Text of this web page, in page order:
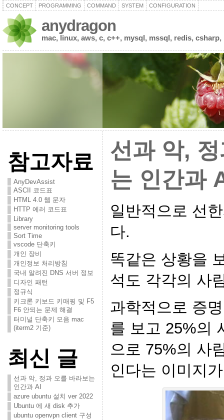
CONCEPT PROGRAMMING COMMAND SYSTEM CONFIGURATION
anydragon
mac, linux, aws, c, c++, mysql, mssql, redis,
참고자료
AnyDevAssist
ASCII 코드표
HTML 4.0 웹 문자
HTTP 에러 코드표
Library
server monitoring tools
Sort Time
vscode 단축키
개인 장비
개인정보 처리방침
국내 알려진 DNS 서버 정보
디자인 패턴
정규식
키크론 키보드 키매핑 및 F5
F6 안되는 문제 해결
터미널 단축키 모음 mac
(iterm2 기준)
최신 글
선과 악, 정과 오를 바라보는
인간과 AI
azure ubuntu 설치 ver 2022
Ubuntu 에 새 disk 추가
ubuntu openvpn client 구성
선과 악,
는 인간과
일반적으로 선
다.
똑같은 상황을
석도 각각의 사
과학적으로 증
를 보고 25%의
으로 75%의 사
인다는 이미지